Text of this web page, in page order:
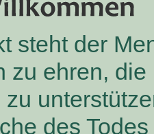
steht der
zu ehren, die
des